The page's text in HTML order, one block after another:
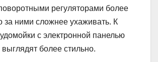
регуляторами более
за ними сложнее ухаживать. К
с электронной панелью
более стильно.